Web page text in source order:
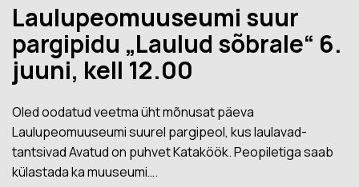
Laulupeomuuseumi suur
pargipidu „Laulud sõbrale“ 6.
juuni, kell 12.00
Oled oodatud veetma üht mõnusat päeva
Laulupeomuuseumi suurel pargipeol, kus laulavad-
tantsivad Avatud on puhvet Kataköök. Peopiletiga saab
külastada ka muuseumi….